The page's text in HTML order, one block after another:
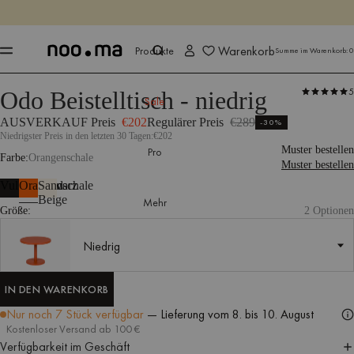
Jetzt shoppen
Produkte
Sale
Pro
Mehr
WarenkorbSumme im Warenkorb:0
Produkte Tische Beistelltische
Odo Beistelltisch - niedrig 5
AUSVERKAUF Preis €202Regulärer Preis €289 -30%
Niedrigster Preis in den letzten 30 Tagen:€202
Farbe Orangenschale
Muster bestellen
Muster bestellen
Vulkanschwarz
Orangenschale
Sand
Beige
Größe: 2 Optionen
Niedrig
IN DEN WARENKORB
Nur noch 7 Stück verfügbar — Lieferung vom 8. bis 10. August
Kostenloser Versand ab 100 €
Verfügbarkeit im Geschäft